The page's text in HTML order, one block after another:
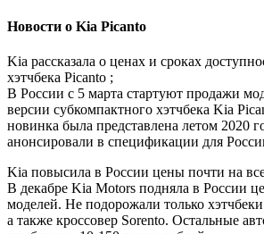
Новости о Kia Picanto
Kia рассказала о ценах и сроках
хэтчбека Picanto ;
В России с 5 марта стартуют продажи
версии субкомпактного хэтчбека Kia
новинка была представлена летом 2020
анонсировали в спецификации для
Kia повысила в России цены почти на
В декабре Kia Motors подняла в России
моделей. Не подорожали только
а также кроссовер Sorento. Остальные